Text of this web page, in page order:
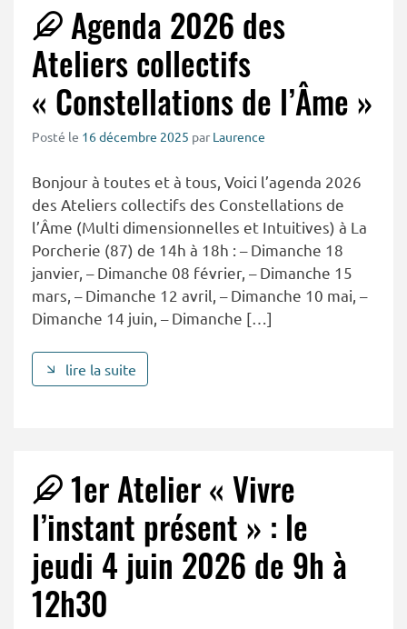
Agenda 2026 des
Ateliers collectifs
« Constellations de l’Âme »
Posté le 16 décembre 2025 par Laurence
Bonjour à toutes et à tous, Voici l’agenda 2026
des Ateliers collectifs des Constellations de
l’Âme (Multi dimensionnelles et Intuitives) à La
Porcherie (87) de 14h à 18h : – Dimanche 18
janvier, – Dimanche 08 février, – Dimanche 15
mars, – Dimanche 12 avril, – Dimanche 10 mai, –
Dimanche 14 juin, – Dimanche […]
lire la suite
1er Atelier « Vivre
l’instant présent » : le
jeudi 4 juin 2026 de 9h à
12h30